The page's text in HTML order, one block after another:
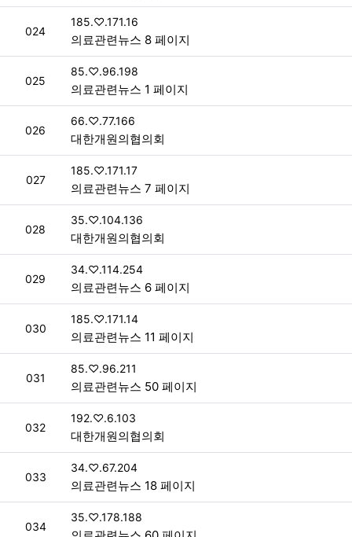
번호
024
접속자
185.♡.171.16
의료관련뉴스 8 페이지
번호
025
접속자
85.♡.96.198
의료관련뉴스 1 페이지
번호
026
접속자
66.♡.77.166
대한개원의협의회
번호
027
접속자
185.♡.171.17
의료관련뉴스 7 페이지
번호
028
접속자
35.♡.104.136
대한개원의협의회
번호
029
접속자
34.♡.114.254
의료관련뉴스 6 페이지
번호
030
접속자
185.♡.171.14
의료관련뉴스 11 페이지
번호
031
접속자
85.♡.96.211
의료관련뉴스 50 페이지
번호
032
접속자
192.♡.6.103
대한개원의협의회
번호
033
접속자
34.♡.67.204
의료관련뉴스 18 페이지
번호
034
접속자
35.♡.178.188